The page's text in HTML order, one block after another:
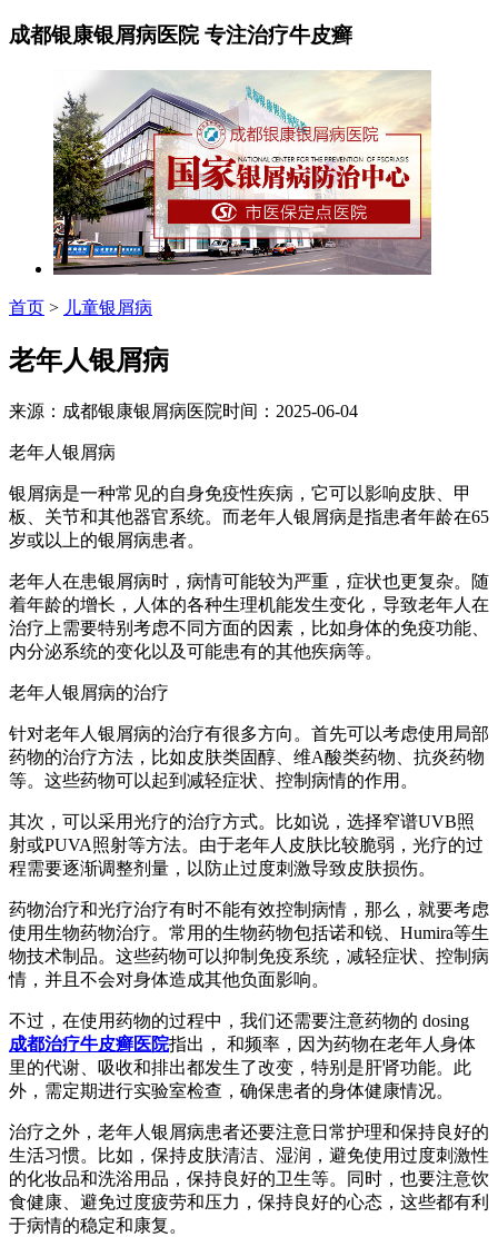
成都银康银屑病医院 专注治疗牛皮癣
首页 > 儿童银屑病
老年人银屑病
来源：成都银康银屑病医院时间：2025-06-04
老年人银屑病
银屑病是一种常见的自身免疫性疾病，它可以影响皮肤、甲
板、关节和其他器官系统。而老年人银屑病是指患者年龄在65
岁或以上的银屑病患者。
老年人在患银屑病时，病情可能较为严重，症状也更复杂。随
着年龄的增长，人体的各种生理机能发生变化，导致老年人在
治疗上需要特别考虑不同方面的因素，比如身体的免疫功能、
内分泌系统的变化以及可能患有的其他疾病等。
老年人银屑病的治疗
针对老年人银屑病的治疗有很多方向。首先可以考虑使用局部
药物的治疗方法，比如皮肤类固醇、维A酸类药物、抗炎药物
等。这些药物可以起到减轻症状、控制病情的作用。
其次，可以采用光疗的治疗方式。比如说，选择窄谱UVB照
射或PUVA照射等方法。由于老年人皮肤比较脆弱，光疗的过
程需要逐渐调整剂量，以防止过度刺激导致皮肤损伤。
药物治疗和光疗治疗有时不能有效控制病情，那么，就要考虑
使用生物药物治疗。常用的生物药物包括诺和锐、Humira等生
物技术制品。这些药物可以抑制免疫系统，减轻症状、控制病
情，并且不会对身体造成其他负面影响。
不过，在使用药物的过程中，我们还需要注意药物的 dosing
成都治疗牛皮癣医院指出， 和频率，因为药物在老年人身体
里的代谢、吸收和排出都发生了改变，特别是肝肾功能。此
外，需定期进行实验室检查，确保患者的身体健康情况。
治疗之外，老年人银屑病患者还要注意日常护理和保持良好的
生活习惯。比如，保持皮肤清洁、湿润，避免使用过度刺激性
的化妆品和洗浴用品，保持良好的卫生等。同时，也要注意饮
食健康、避免过度疲劳和压力，保持良好的心态，这些都有利
于病情的稳定和康复。